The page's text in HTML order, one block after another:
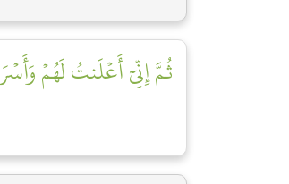
ثُمَّ إِنِّيٓ أَعۡلَنتُ لَهُمۡ